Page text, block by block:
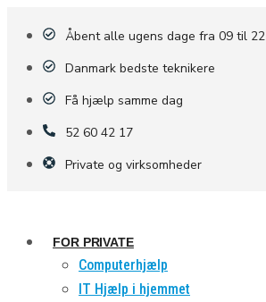
Åbent alle ugens dage fra 09 til 22
Danmark bedste teknikere
Få hjælp samme dag
52 60 42 17
Private og virksomheder
FOR PRIVATE
Computerhjælp
IT Hjælp i hjemmet